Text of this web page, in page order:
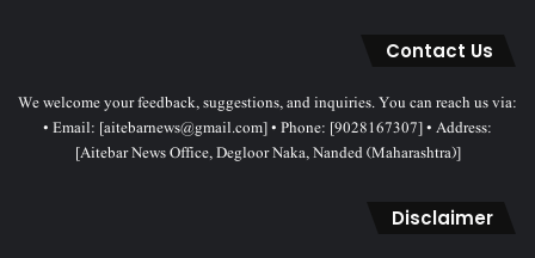
Contact Us
We welcome your feedback, suggestions, and inquiries. You can reach us via:
• Email: [aitebarnews@gmail.com] • Phone: [9028167307] • Address:
[Aitebar News Office, Degloor Naka, Nanded (Maharashtra)]
Disclaimer